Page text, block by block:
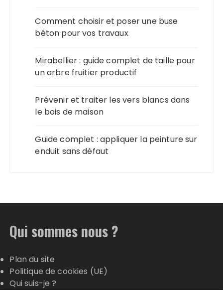
Comment choisir et poser une buse
béton pour vos travaux
Mirabellier : guide complet de taille pour
un arbre fruitier productif
Prévenir et traiter les vers blancs dans
le bois de maison
Guide complet : appliquer la peinture sur
enduit sans défaut
Qui sommes nous ?
Plan du site
Politique de cookies (UE)
Qui suis-je ?